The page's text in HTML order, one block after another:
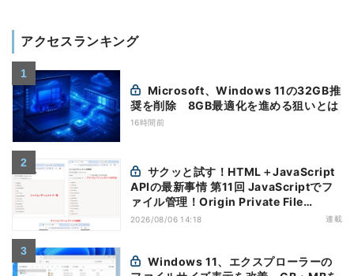
アクセスランキング
奨を削除 8GB最適化を進める狙いとは
16時間前
APIの最新事情 第11回 JavaScriptでフ
ァイル管理！Origin Private File
Systemを活用する
2026/08/06 14:18 連載